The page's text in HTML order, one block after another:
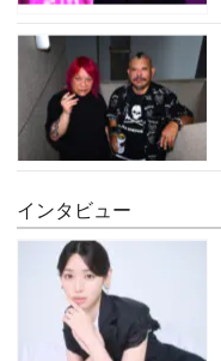
インタビュー